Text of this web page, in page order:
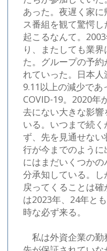
あった。夜遅く家
ス番組を観て驚愕
起こるなんて。
り、またしても業
た。グループの予
れていった。日本
9.11以上の減少で
COVID-19。2020年
去にない大きな影
いる。いつまで続
ず、先を見通せな
行が今までのよう
にはまだいくつか
分承知している。
戻ってくることは
は2023年、24年と
時な必ず来る。
私は外資企業の勤